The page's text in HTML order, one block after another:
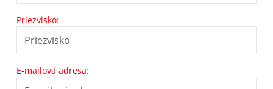
Priezvisko:
E-mailová adresa: